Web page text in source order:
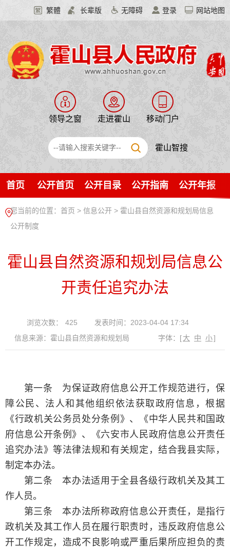
繁體 长辈版 无障碍 登录 网站地图
领导之窗 走进霍山 移动门户
霍山智搜
首页 公开首页 公开目录 公开指南 公开年报
您当前的位置： 首页 > 信息公开 > 霍山县自然资源和规划局信息
公开制度
霍山县自然资源和规划局信息公
开责任追究办法
浏览次数： 425
发表时间：2023-04-04 17:34
信息来源：霍山县自然资源和规划局
字体： [大 中 小]
第一条 为保证政府信息公开工作规范进行，保
障公民、法人和其他组织依法获取政府信息，根据
《行政机关公务员处分条例》、《中华人民共和国政
府信息公开条例》、《六安市人民政府信息公开责任
追究办法》等法律法规和有关规定，结合我县实际，
制定本办法。
第二条 本办法适用于全县各级行政机关及其工
作人员。
第三条 本办法所称政府信息公开责任，是指行
政机关及其工作人员在履行职责时，违反政府信息公
开工作规定，造成不良影响或严重后果所应担负的责